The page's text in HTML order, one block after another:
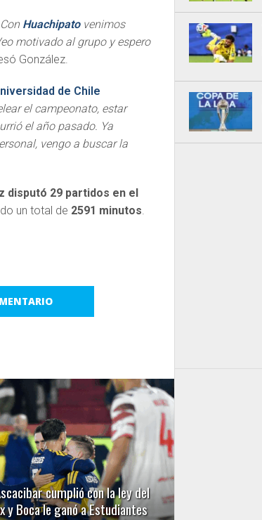
Huachipatovenimos
motivado al grupo y espero
González.
de Chile
el campeonato, estar
el año pasado. Ya
vengo a buscar la
disputó 29 partidos en el
un total de 2591 minutos
cumplió con la ley del
y Boca le ganó a Estudiantes
LEER MÁS